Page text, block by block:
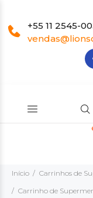
+55 11 2545-
Início
Carrinhos de
Carrinho de